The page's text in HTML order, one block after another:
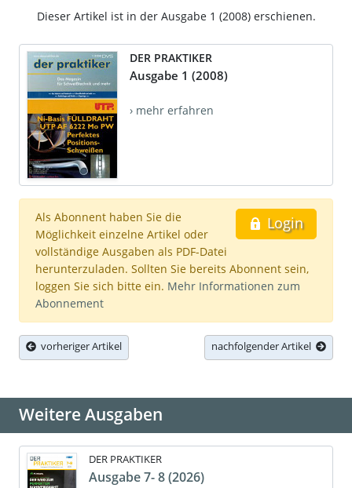
Dieser Artikel ist in der Ausgabe 1 (2008) erschienen.
DER PRAKTIKER
Ausgabe 1 (2008)
› mehr erfahren
Login
Als Abonnent haben Sie die
Möglichkeit einzelne Artikel oder
vollständige Ausgaben als PDF-Datei
herunterzuladen. Sollten Sie bereits Abonnent sein,
loggen Sie sich bitte ein. Mehr Informationen zum
Abonnement
vorheriger Artikel nachfolgender Artikel
Weitere Ausgaben
DER PRAKTIKER
Ausgabe 7- 8 (2026)